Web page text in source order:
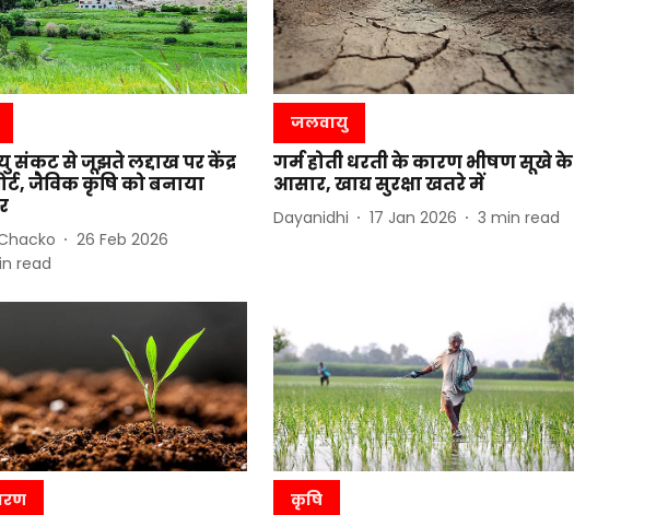
संकट से जूझते लद्दाख पर केंद्र
जैविक कृषि को बनाया
26 Feb 2026
read
जलवायु
गर्म होती धरती के कारण भीषण सूखे के
आसार, खाद्य सुरक्षा खतरे में
Dayanidhi 17 Jan 2026 3 min read
कृषि